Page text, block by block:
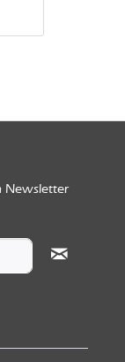
Newsletter